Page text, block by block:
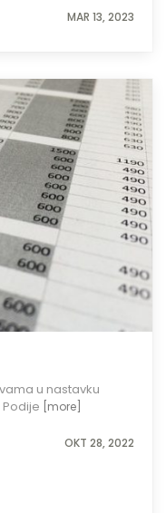
MAR 13, 2023
u nastavku
[more]
OKT 28, 2022